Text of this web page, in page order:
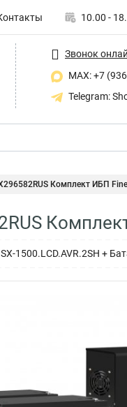
10.00 -
Звонок
MAX: +7
Telegram:
Комплект ИБП
1500.LCD.AVR.2SH +